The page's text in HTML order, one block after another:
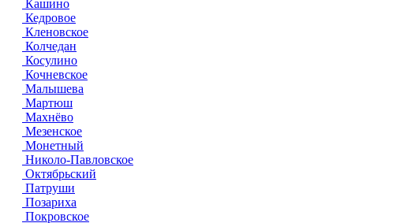
Кашино
Кедровое
Кленовское
Колчедан
Косулино
Кочневское
Малышева
Мартюш
Махнёво
Мезенское
Монетный
Николо-Павловское
Октябрьский
Патруши
Позариха
Покровское